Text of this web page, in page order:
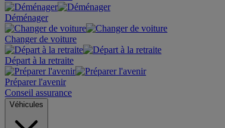
Déménager
Changer de voiture
Départ à la retraite
Préparer l'avenir
Conseil assurance
Véhicules